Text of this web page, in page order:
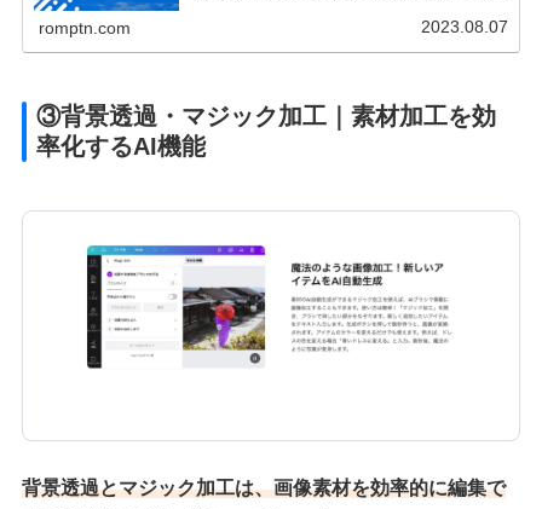
romptn.com 2023.08.07
③背景透過・マジック加工｜素材加工を効
率化するAI機能
背景透過とマジック加工は、画像素材を効率的に編集で